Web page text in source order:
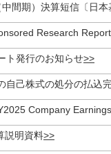
間期）決算短信〔日本
Research Report
ト発行のお知らせ
自己株式の処分の払込
Company
説明資料